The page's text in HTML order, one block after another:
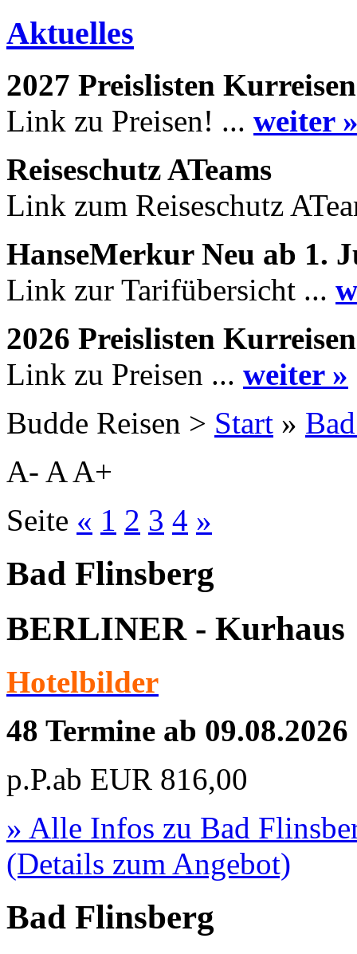
Aktuelles
2027 Preislisten Kurreisen
Link zu Preisen! ... weiter
Reiseschutz ATeams
Link zum Reiseschutz
HanseMerkur Neu ab 1.
Link zur Tarifübersicht ...
2026 Preislisten Kurreisen
Link zu Preisen ... weiter »
Budde Reisen > Start »
A- A A+
Seite « 1 2 3 4 »
Bad Flinsberg
BERLINER - Kurhaus
Hotelbilder
48 Termine ab 09.08.2026
p.P.ab EUR 816,00
» Alle Infos zu Bad
(Details zum Angebot)
Bad Flinsberg